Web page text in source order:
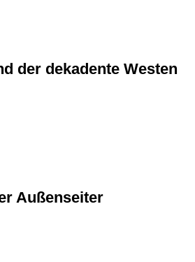
der dekadente Westen
Außenseiter